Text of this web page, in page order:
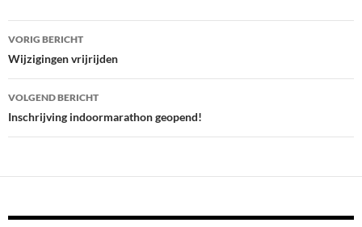
Bericht
navigatie
VORIG BERICHT
Wijzigingen vrijrijden
VOLGEND BERICHT
Inschrijving indoormarathon geopend!